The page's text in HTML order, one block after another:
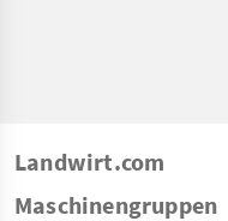
Landwirt.com
Maschinengruppen